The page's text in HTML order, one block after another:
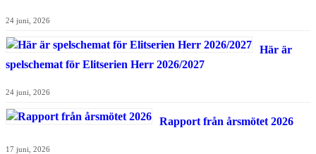
24 juni, 2026
Här är
spelschemat för Elitserien Herr 2026/2027
24 juni, 2026
Rapport från årsmötet 2026
17 juni, 2026